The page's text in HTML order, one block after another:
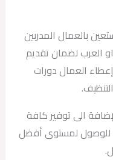
بالعمال المدربين
العرب لضمان تقديم
العمال دورات
الى توفير كافة
للوصول لمستوى أفضل